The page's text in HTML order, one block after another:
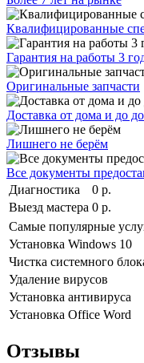
Квалифицированные
Гарантия на работы 3
Оригинальные запчасти
Доставка от дома и до
Лишнего не берём
Все документы
Диагностика
0 р.
Выезд мастера 0 р.
Самые популярные
Установка Windows 10
Чистка системного
Удаление вирусов
Установка антивируса
Установка Office Word
Отзывы